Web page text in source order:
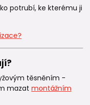
potrubí, ke kterému ji
těsněním -
mazat montážním